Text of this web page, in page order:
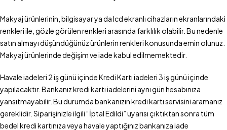
Makyaj ürünlerinin, bilgisayar ya da lcd ekranlı cihazların ekranlarındaki
renkleri ile, gözle görülen renkleri arasında farklılık olabilir. Bu nedenle
satın almayı düşündüğünüz ürünlerin renkleri konusunda emin olunuz.
Makyaj ürünlerinde değişim ve iade kabul edilmemektedir.
Havale iadeleri 2 iş günü içinde Kredi Kartı iadeleri 3 iş günü içinde
yapılacaktır. Bankanız kredi kartı iadelerini aynı gün hesabınıza
yansıtmayabilir. Bu durumda bankanızın kredi kartı servisini aramanız
gereklidir. Siparişinizle ilgili “İptal Edildi” uyarısı çıktıktan sonra tüm
bedel kredi kartınıza veya havale yaptığınız bankanıza iade